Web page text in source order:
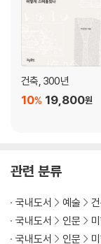
건축, 300년
19,800원
10%
관련 분류
국내도서 예술
국내도서
인문
국내도서
인문